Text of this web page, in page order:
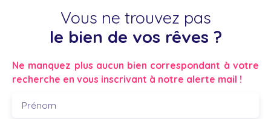
Vous ne trouvez pas
le bien de vos rêves ?
Ne manquez plus aucun bien correspondant à votre
recherche en vous inscrivant à notre alerte mail !
Prénom